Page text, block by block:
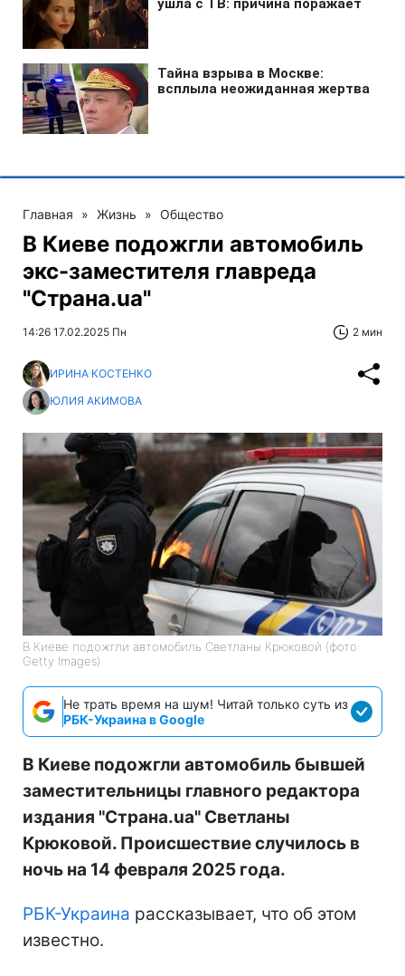
Главная » Жизнь » Общество
В Киеве подожгли автомобиль
экс-заместителя главреда
"Страна.ua"
14:26 17.02.2025 Пн 2 мин
ИРИНА КОСТЕНКО
ЮЛИЯ АКИМОВА
В Киеве подожгли автомобиль Светланы Крюковой (фото:
Getty Images)
Не трать время на шум! Читай только суть из
РБК-Украина в Google
В Киеве подожгли автомобиль бывшей
заместительницы главного редактора
издания "Страна.ua" Светланы
Крюковой. Происшествие случилось в
ночь на 14 февраля 2025 года.
РБК-Украина рассказывает, что об этом
известно.